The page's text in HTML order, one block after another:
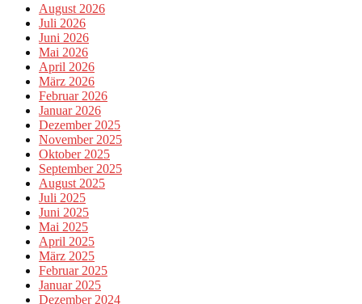
August 2026
Juli 2026
Juni 2026
Mai 2026
April 2026
März 2026
Februar 2026
Januar 2026
Dezember 2025
November 2025
Oktober 2025
September 2025
August 2025
Juli 2025
Juni 2025
Mai 2025
April 2025
März 2025
Februar 2025
Januar 2025
Dezember 2024